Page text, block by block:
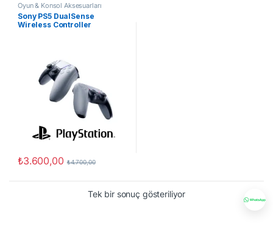
Oyun & Konsol Aksesuarları
Sony PS5 DualSense
Wireless Controller
₺3.600,00 ₺4.700,00
Tek bir sonuç gösteriliyor